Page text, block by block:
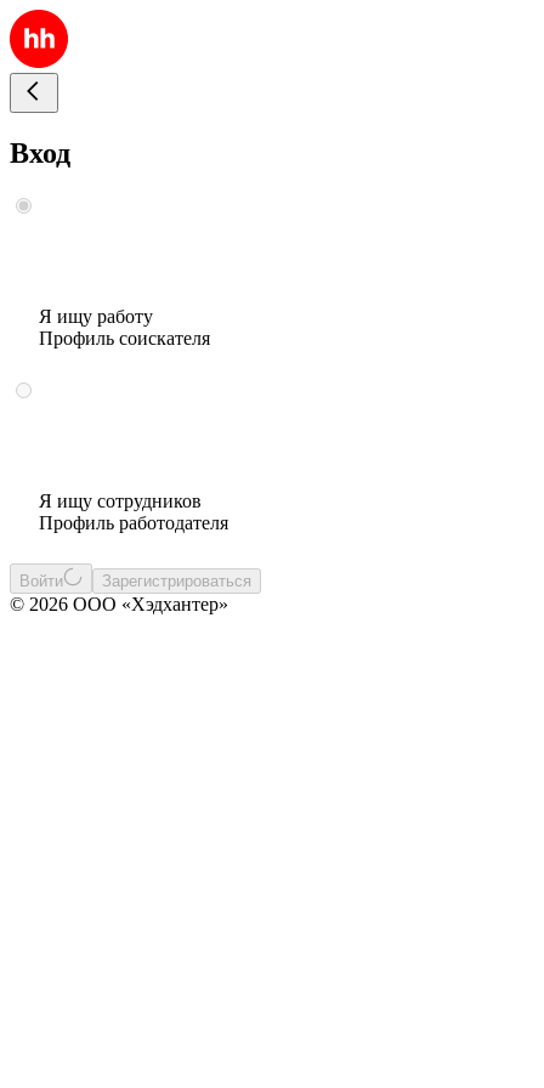
Вход
Я ищу работу
Профиль соискателя
Я ищу сотрудников
Профиль работодателя
Войти Зарегистрироваться
© 2026 ООО «Хэдхантер»